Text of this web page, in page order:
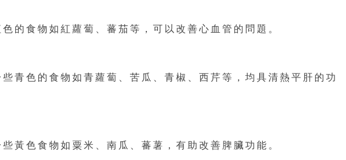
的食物如紅蘿蔔、蕃茄等，可以改善心血管的問題。
些青色的食物如青蘿蔔、苦瓜、青椒、西芹等，均具清熱平肝的功
黃色食物如粟米、南瓜、蕃薯，有助改善脾臟功能。